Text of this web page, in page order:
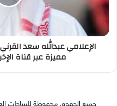
الإعلامي عبدالله سعد
مميزة عبر قناة
جميع الحقوق محفوظة للساحات